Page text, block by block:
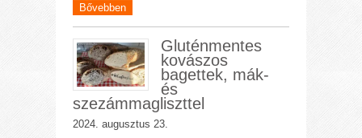
Bővebben
Gluténmentes
kovászos
bagettek, mák-
és
szezámmagliszttel
2024. augusztus 23.